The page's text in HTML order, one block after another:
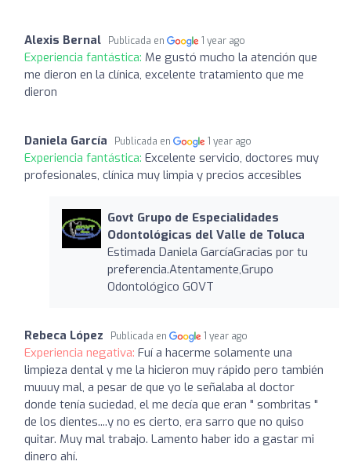
Alexis Bernal Publicada en 1 year ago
Experiencia fantástica: Me gustó mucho la atención que
me dieron en la clínica, excelente tratamiento que me
dieron
Daniela García Publicada en 1 year ago
Experiencia fantástica: Excelente servicio, doctores muy
profesionales, clínica muy limpia y precios accesibles
Govt Grupo de Especialidades
Odontológicas del Valle de Toluca
Estimada Daniela GarcíaGracias por tu
preferencia.Atentamente,Grupo
Odontológico GOVT
Rebeca López Publicada en 1 year ago
Experiencia negativa: Fuí a hacerme solamente una
limpieza dental y me la hicieron muy rápido pero también
muuuy mal, a pesar de que yo le señalaba al doctor
donde tenía suciedad, el me decía que eran " sombritas "
de los dientes....y no es cierto, era sarro que no quiso
quitar. Muy mal trabajo. Lamento haber ido a gastar mi
dinero ahí.